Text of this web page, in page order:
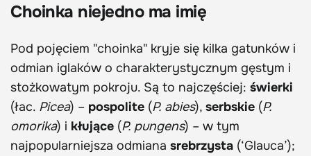
Choinka niejedno ma imię
Pod pojęciem "choinka" kryje się kilka gatunków i
odmian iglaków o charakterystycznym gęstym i
stożkowatym pokroju. Są to najczęściej: świerki
(łac. Picea) – pospolite (P. abies), serbskie (P.
omorika) i kłujące (P. pungens) – w tym
najpopularniejsza odmiana srebrzysta (‘Glauca’);